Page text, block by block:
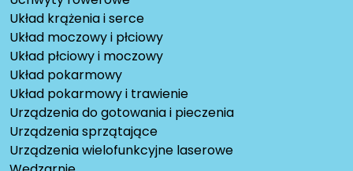
Układ krążenia i serce
Układ moczowy i płciowy
Układ płciowy i moczowy
Układ pokarmowy
Układ pokarmowy i trawienie
Urządzenia do gotowania i pieczenia
Urządzenia sprzątające
Urządzenia wielofunkcyjne laserowe